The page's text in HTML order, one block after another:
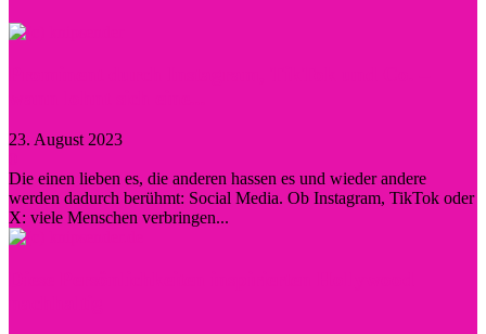
23. August 2023
Die einen lieben es, die anderen hassen es und wieder andere
werden dadurch berühmt: Social Media. Ob Instagram, TikTok oder
X: viele Menschen verbringen...